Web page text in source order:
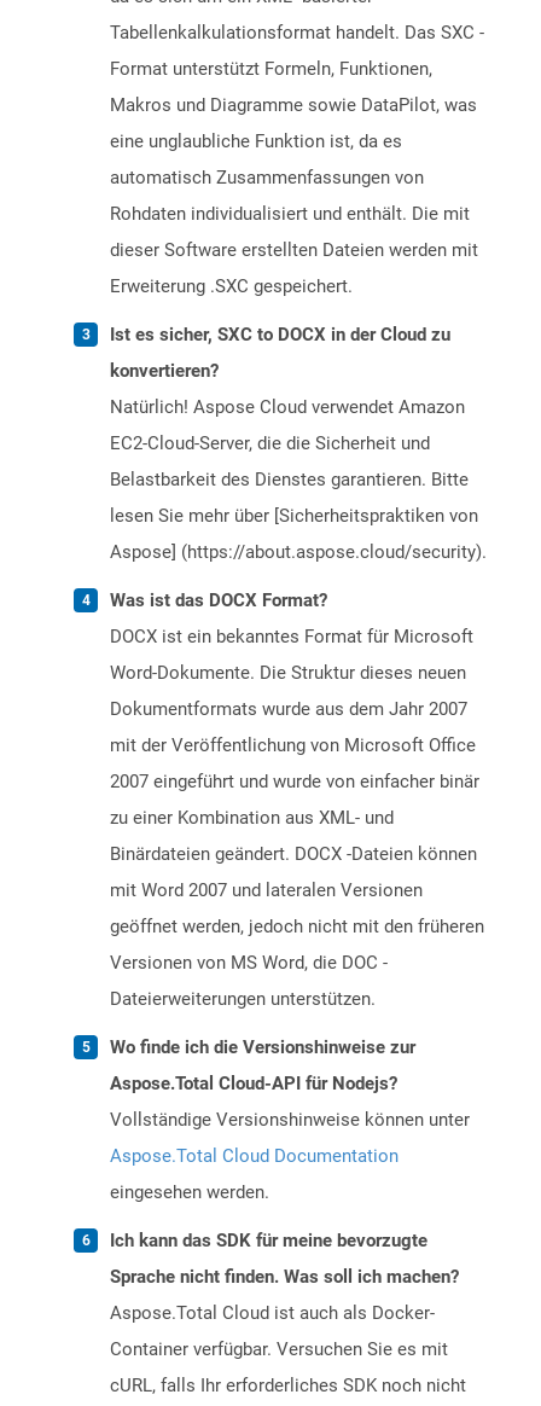
Tabellenkalkulationsformat handelt. Das SXC -
Format unterstützt Formeln, Funktionen,
Makros und Diagramme sowie DataPilot, was
eine unglaubliche Funktion ist, da es
automatisch Zusammenfassungen von
Rohdaten individualisiert und enthält. Die mit
dieser Software erstellten Dateien werden mit
Erweiterung .SXC gespeichert.
Ist es sicher, SXC to DOCX in der Cloud zu
konvertieren?
Natürlich! Aspose Cloud verwendet Amazon
EC2-Cloud-Server, die die Sicherheit und
Belastbarkeit des Dienstes garantieren. Bitte
lesen Sie mehr über [Sicherheitspraktiken von
Aspose] (https://about.aspose.cloud/security).
Was ist das DOCX Format?
DOCX ist ein bekanntes Format für Microsoft
Word-Dokumente. Die Struktur dieses neuen
Dokumentformats wurde aus dem Jahr 2007
mit der Veröffentlichung von Microsoft Office
2007 eingeführt und wurde von einfacher binär
zu einer Kombination aus XML- und
Binärdateien geändert. DOCX -Dateien können
mit Word 2007 und lateralen Versionen
geöffnet werden, jedoch nicht mit den früheren
Versionen von MS Word, die DOC -
Dateierweiterungen unterstützen.
Wo finde ich die Versionshinweise zur
Aspose.Total Cloud-API für Nodejs?
Vollständige Versionshinweise können unter
Aspose.Total Cloud Documentation
eingesehen werden.
Ich kann das SDK für meine bevorzugte
Sprache nicht finden. Was soll ich machen?
Aspose.Total Cloud ist auch als Docker-
Container verfügbar. Versuchen Sie es mit
cURL, falls Ihr erforderliches SDK noch nicht